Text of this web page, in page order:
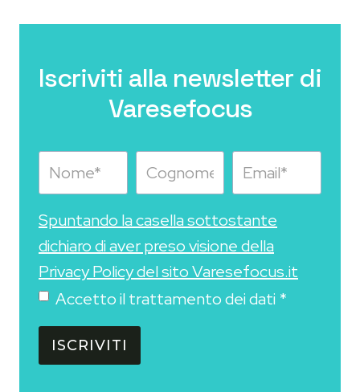
Iscriviti alla newsletter di
Varesefocus
Spuntando la casella sottostante
dichiaro di aver preso visione della
Privacy Policy del sito Varesefocus.it
Accetto il trattamento dei dati *
ISCRIVITI